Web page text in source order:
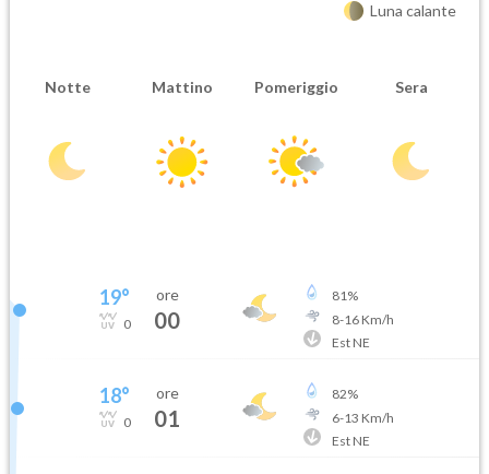
Luna calante
Notte Mattino Pomeriggio Sera
19°
0
ore
00
81%
8-16Km/h
Est NE
18°
0
ore
01
82%
6-13 Km/h
Est NE